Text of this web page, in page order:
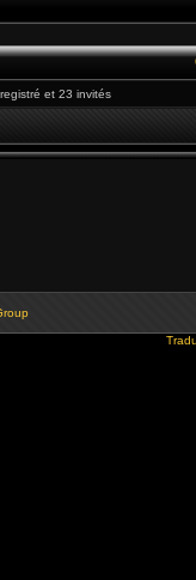
et 23 invités